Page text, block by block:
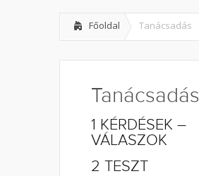
Főoldal Tanácsadás
Tanácsadás
1 KÉRDÉSEK –
VÁLASZOK
2 TESZT